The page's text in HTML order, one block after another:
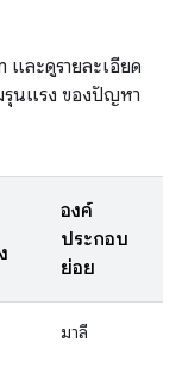
และดูรายละเอียด
รุนแรง ของปัญหา
องค์
ประกอบ
ย่อย
มาลี